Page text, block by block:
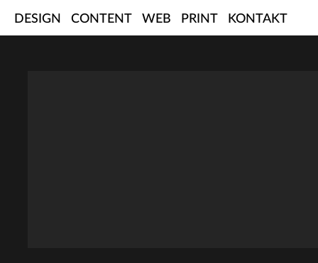
DESIGN CONTENT WEB PRINT KONTAKT